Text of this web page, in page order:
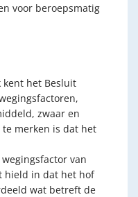
voor beroepsmatig
kent het Besluit
zwaar en
merken is dat het
van
hield in dat het hof
wat betreft de